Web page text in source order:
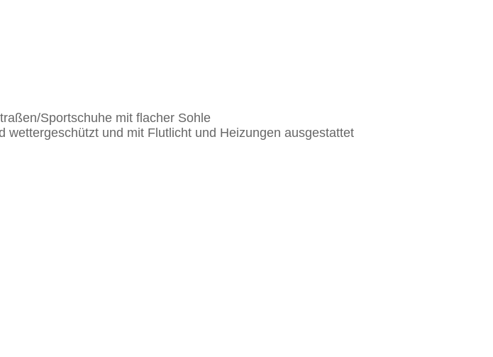
Sportschuhe mit flacher Sohle
und mit Flutlicht und Heizungen ausgestattet